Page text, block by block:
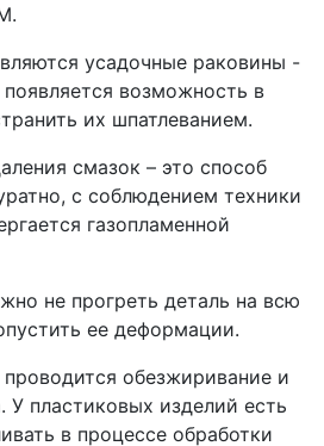
усадочные раковины -
возможность в
их шпатлеванием.
смазок – это способ
с соблюдением техники
газопламенной
не прогреть деталь на всю
ее деформации.
обезжиривание и
У пластиковых изделий есть
в процессе обработки